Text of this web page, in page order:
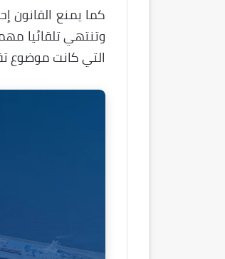
كما يمنع القانون
وتنتهي تلقائيا
التي كانت موضوع